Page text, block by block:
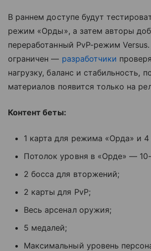
В раннем доступе будут
режим «Орды», а затем авторы
переработанный PvP-режим
ограничен — разработчики
нагрузку, баланс и стабильность,
материалов появится только на
Контент беты:
1 карта для режима «Орда» и 4
Потолок уровня в «Орде» —
2 босса для вторжений;
2 карты для PvP;
Весь арсенал оружия;
5 медалей;
Максимальный уровень